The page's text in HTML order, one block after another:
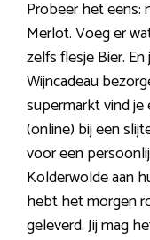
Probeer het eens:
Merlot. Voeg er
zelfs flesje Bier.
Wijncadeau
supermarkt vind
(online) bij een
voor een
Kolderwolde aan
hebt het morgen
geleverd. Jij mag